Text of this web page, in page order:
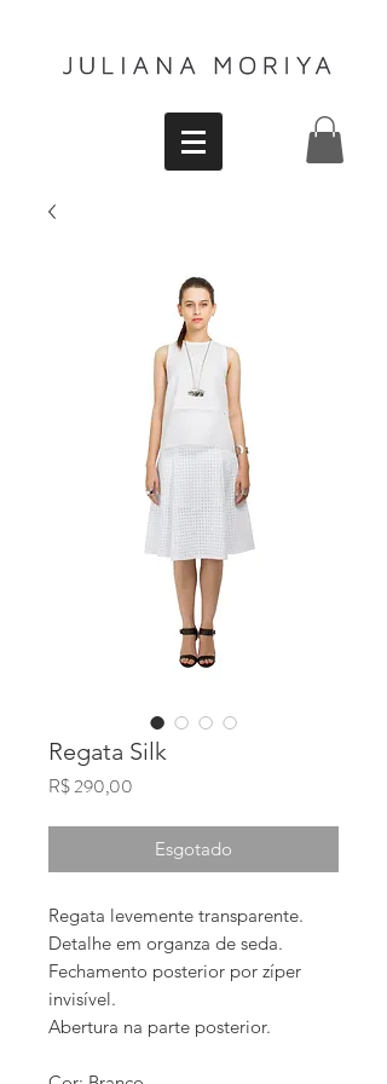
Regata Silk
R$ 290,00
Esgotado
Regata levemente transparente.
Detalhe em organza de seda.
Fechamento posterior por zíper
invisível.
Abertura na parte posterior.